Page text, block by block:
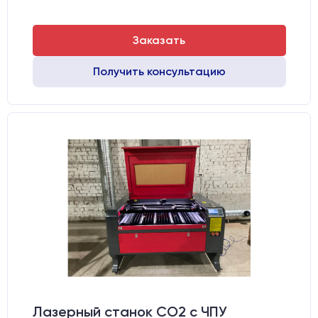
Заказать
Получить консультацию
Лазерный станок CO2 c ЧПУ